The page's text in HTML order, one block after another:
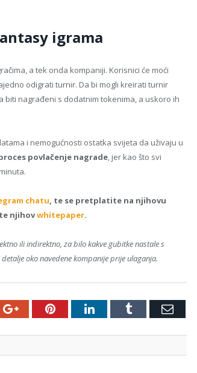
igrama
a tek onda kompaniji. Korisnici će moći
odigrati turnir. Da bi mogli kreirati turnir
biti nagrađeni s dodatnim tokenima, a uskoro ih
i nemogućnosti ostatka svijeta da uživaju u
povlačenje nagrade, jer kao što svi
chatu, te se pretplatite na njihovu
njihovwhitepaper.
ili indirektno, za bilo kakve gubitke nastale s
oko navedene kompanije prije ulaganja.
Google+PinterestLinkedInTumblr Email